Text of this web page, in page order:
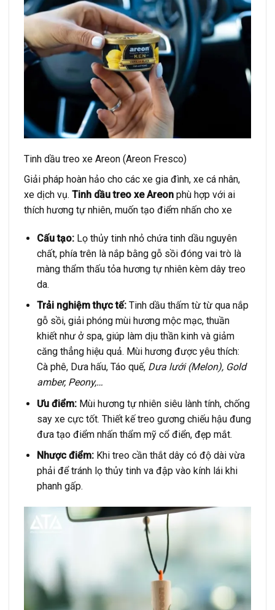
Tinh dầu treo xe Areon (Areon Fresco)
Giải pháp hoàn hảo cho các xe gia đình, xe cá nhân,
xe dịch vụ. Tinh dầu treo xe Areon phù hợp với ai
thích hương tự nhiên, muốn tạo điểm nhấn cho xe
Cấu tạo:Lọ thủy tinh nhỏ chứa tinh dầu nguyên
chất, phía trên là nắp bằng gỗ sồi đóng vai trò là
màng thẩm thấu tỏa hương tự nhiên kèm dây treo
da.
Trải nghiệm thực tế:Tinh dầu thấm từ từ qua nắp
gỗ sồi, giải phóng mùi hương mộc mạc, thuần
khiết như ở spa, giúp làm dịu thần kinh và giảm
căng thẳng hiệu quả. Mùi hương được yêu thích:
Cà phê, Dưa hấu, Táo quế, Dưa lưới (Melon), Gold
amber, Peony,…
Ưu điểm:Mùi hương tự nhiên siêu lành tính, chống
say xe cực tốt. Thiết kế treo gương chiếu hậu đung
đưa tạo điểm nhấn thẩm mỹ cổ điển, đẹp mắt.
Nhược điểm:Khi treo cần thắt dây có độ dài vừa
phải để tránh lọ thủy tinh va đập vào kính lái khi
phanh gấp.